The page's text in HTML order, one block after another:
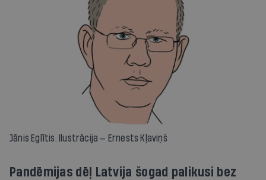
Jānis Eglītis. Ilustrācija — Ernests Kļaviņš
Pandēmijas dēļ Latvija šogad palikusi bez